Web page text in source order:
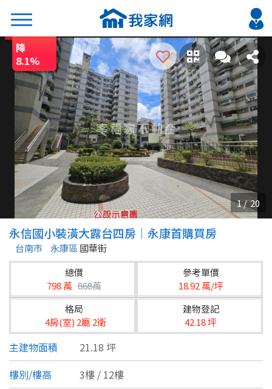
搜尋
熱門關鍵字
2026 台北降價好屋限量釋出
2026 新北降價好屋限量釋出
2026 台中降價好屋限量釋出
2026 台南降價好屋限量釋出
2026 高雄降價好屋限量釋出
縣市
不限
台北市
基隆市
新北市
宜蘭縣
桃園市
區域
類型(可複選)
降
8.1%
永信國小裝潢大露台四房｜永康首購買房
台南市 永康區 國華街
總價
798 萬868萬
參考單價
18.92 萬/坪
格局
4房(室) 2廳 2衛
建物登記
42.18 坪
主建物面積
21.18 坪
樓別/樓高
3樓 / 12樓